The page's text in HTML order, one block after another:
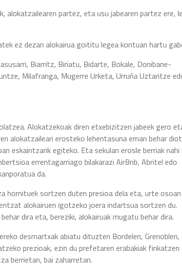
alokatzailearen partez, eta usu jabearen partez ere,
ez dezan alokairua goititu legea kontuan hartu
Biarritz, Biriatu, Bidarte, Bokale, Donibane-
Milafranga, Mugerre Urketa, Urruña Uztaritze
Alokatzekoak diren etxebizitzen jabeek gero
alokatzaileari erosteko lehentasuna eman behar
eskaintzarik egiteko. Eta sekulan erosle berriak nahi
errentagarriago bilakarazi AirBnb, Abritel edo
da.
sortzen duten presioa dela eta, urte osoan
alokairuen igotzeko joera indartsua sortzen du.
dira eta, bereziki, alokairuak mugatu behar dira.
desmartxak abiatu dituzten Bordelen, Grenoblen,
prezioak, ezin du prefetaren erabakiak finkatzen
berrietan, bai zaharretan.